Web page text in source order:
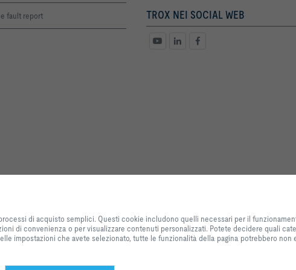
fault report TROX NEI SOCIAL WEB
our services and applications, as well as ones that are used solely for statistical
settings or to display personalized content. You can decide which categories you
adjust the data utilisation settings based on your individual requirements. Please
di acquisto semplici. Questi cookie includono quelli necessari per il
di convenienza o per visualizzare contenuti personalizzati. Potete decidere quali
impostazioni che avete selezionato, tutte le funzionalità della pagina potrebbero